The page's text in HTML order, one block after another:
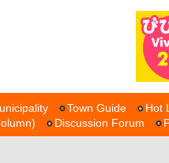
Town Guide Hot
Discussion Forum